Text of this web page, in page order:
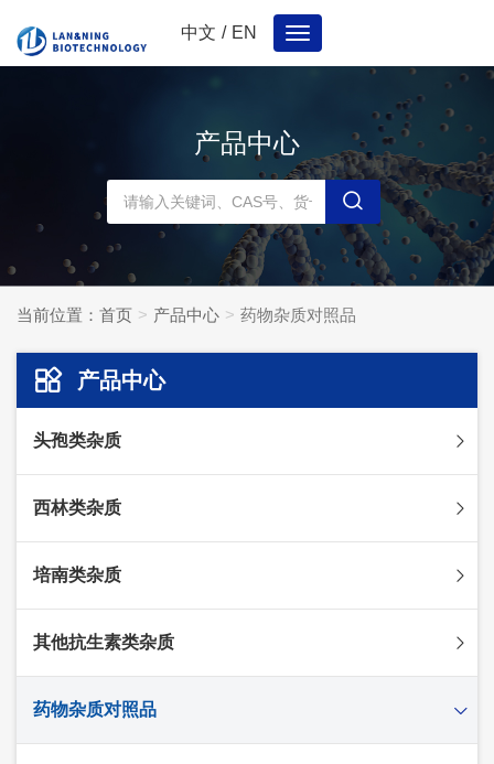
中文 / EN
Toggle
navigation
产品中心
当前位置： 首页 产品中心 药物杂质对照品
产品中心
头孢类杂质
头孢唑林杂质
头孢他啶杂质
西林类杂质
苯唑西林杂质
替卡西林杂质
培南类杂质
多立培南杂质
其他抗生素类杂质
药物杂质对照品